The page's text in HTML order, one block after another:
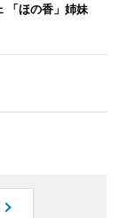
「ほの香」姉妹